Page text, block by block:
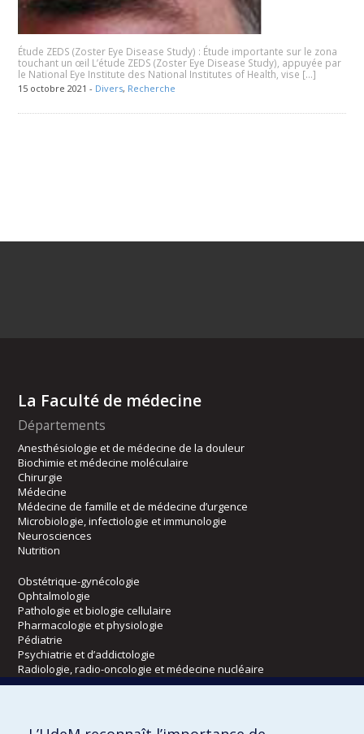
Étude ZEDS (Zoster Eye Disease Study) : Étude importante sur le zona
touchant un œil L’étude ZEDS (Zoster Eye Disease Study), appuyée par
le National Eye Institute des National Institutes of Health, vise […]
15 octobre 2021 - Divers, Recherche
La Faculté de médecine
Départements
Anesthésiologie et de médecine de la douleur
Biochimie et médecine moléculaire
Chirurgie
Médecine
Médecine de famille et de médecine d’urgence
Microbiologie, infectiologie et immunologie
Neurosciences
Nutrition
Obstétrique-gynécologie
Ophtalmologie
Pathologie et biologie cellulaire
Pharmacologie et physiologie
Pédiatrie
Psychiatrie et d’addictologie
Radiologie, radio-oncologie et médecine nucléaire